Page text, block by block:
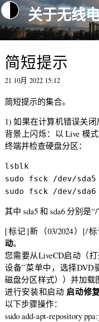
关于无线
简短提示
21 10月 2022 15:12
简短提示的集合。
1) 如果在计算机错误关
背景上闪烁：以 Live 模
终端并检查硬盘分区：
lsblk
sudo fsck /dev/sda5
sudo fsck /dev/sda6
其中 sda5 和 sda6 分别是“/
[标记]新（03/2024）[/标
动。
您需要从LiveCD启动（
设备”菜单中，选择DVD
磁盘分区样式））并加
进行安装和启动启动修
以下步骤操作：
sudo add-apt-repository